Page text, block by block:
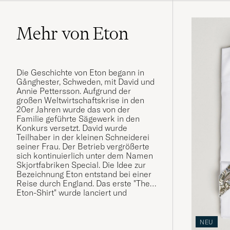
Mehr von Eton
Die Geschichte von Eton begann in
Gånghester, Schweden, mit David und
Annie Pettersson. Aufgrund der
großen Weltwirtschaftskrise in den
20er Jahren wurde das von der
Familie geführte Sägewerk in den
Konkurs versetzt. David wurde
Teilhaber in der kleinen Schneiderei
seiner Frau. Der Betrieb vergrößerte
sich kontinuierlich unter dem Namen
Skjortfabriken Special. Die Idee zur
Bezeichnung Eton entstand bei einer
Reise durch England. Das erste "The
Eton-Shirt" wurde lanciert und
NEU